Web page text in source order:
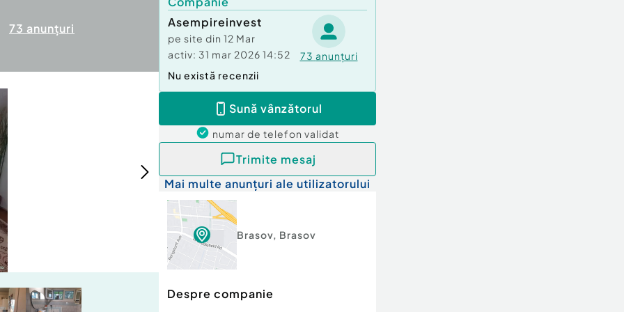
73 anunțuri
Asempireinvest
pe site din 12 Mar
activ: 31 mar 2026 14:52 73 anunțuri
Nu există recenzii
Sună vânzătorul
numar de telefon validat
Trimite mesaj
Mai multe anunțuri ale utilizatorului
Brasov, Brasov
Despre companie